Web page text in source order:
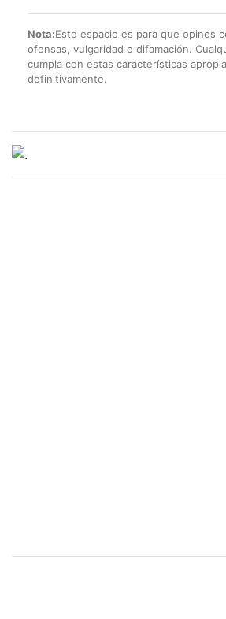
Nota:Este espacio es para que opines
ofensas, vulgaridad o difamación.
cumpla con estas características
definitivamente.